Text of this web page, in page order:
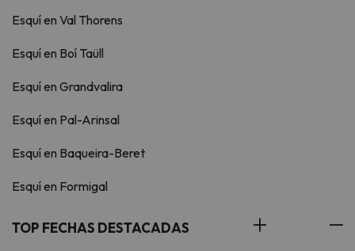
Esquí en Val Thorens
Esquí en Boí Taüll
Esquí en Grandvalira
Esquí en Pal-Arinsal
Esquí en Baqueira-Beret
Esquí en Formigal
TOP FECHAS DESTACADAS